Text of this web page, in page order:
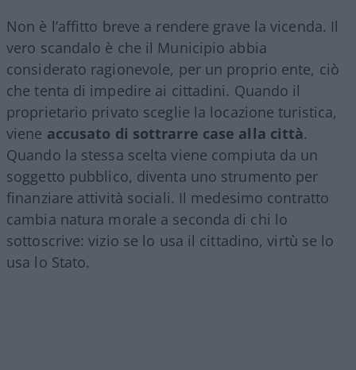
Non è l’affitto breve a rendere grave la vicenda. Il
vero scandalo è che il Municipio abbia
considerato ragionevole, per un proprio ente, ciò
che tenta di impedire ai cittadini. Quando il
proprietario privato sceglie la locazione turistica,
viene accusato di sottrarre case alla città.
Quando la stessa scelta viene compiuta da un
soggetto pubblico, diventa uno strumento per
finanziare attività sociali. Il medesimo contratto
cambia natura morale a seconda di chi lo
sottoscrive: vizio se lo usa il cittadino, virtù se lo
usa lo Stato.